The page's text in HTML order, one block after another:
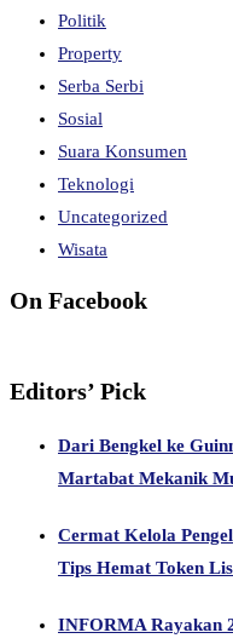
Politik
Property
Serba Serbi
Sosial
Suara Konsumen
Teknologi
Uncategorized
Wisata
On Facebook
Editors’ Pick
Dari Bengkel ke
Martabat Mekanik
Cermat Kelola
Tips Hemat Token
INFORMA Rayakan